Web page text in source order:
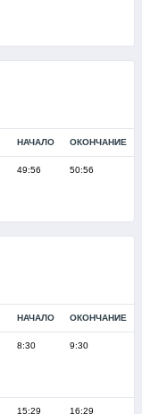
НАЧАЛО ОКОНЧАНИЕ
49:56 50:56
НАЧАЛО ОКОНЧАНИЕ
8:30 9:30
15:29 16:29